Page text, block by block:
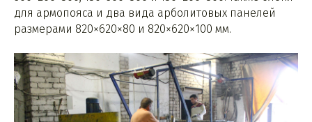
для армопояса и два вида арболитовых панелей
размерами 820×620×80 и 820×620×100 мм.